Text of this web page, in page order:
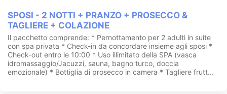
SPOSI - 2 NOTTI + PRANZO + PROSECCO &
TAGLIERE + COLAZIONE
Il pacchetto comprende: * Pernottamento per 2 adulti in suite
con spa privata * Check-in da concordare insieme agli sposi *
Check-out entro le 10:00 * Uso illimitato della SPA (vasca
idromassaggio/Jacuzzi, sauna, bagno turco, doccia
emozionale) * Bottiglia di prosecco in camera * Tagliere frutt...